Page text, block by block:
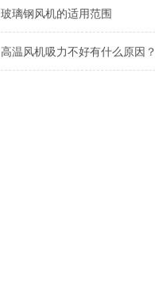
玻璃钢风机的适用范围
高温风机吸力不好有什么原因？